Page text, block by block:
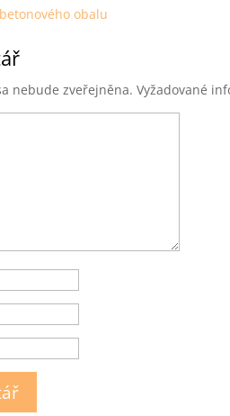
obalu
nebude zveřejněna. Vyžadované